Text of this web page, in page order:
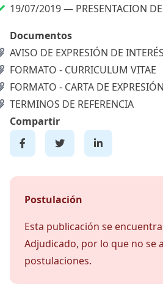
19/07/2019 — PRESENTACION
Documentos
AVISO DE EXPRESIÓN DE INTERÉS
FORMATO - CURRICULUM VITAE
FORMATO - CARTA DE
TERMINOS DE REFERENCIA
Compartir
Postulación
Esta publicación se
Adjudicado, por lo que no se
postulaciones.